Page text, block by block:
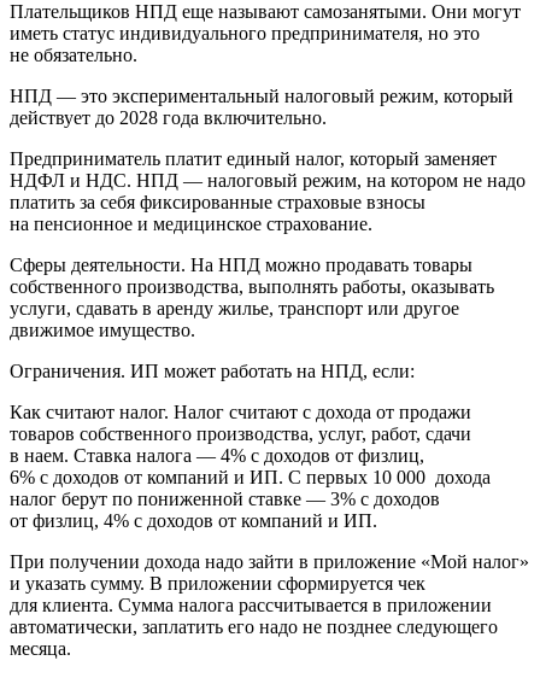
Плательщиков НПД еще называют самозанятыми. Они могут
иметь статус индивидуального предпринимателя, но это
не обязательно.
НПД — это экспериментальный налоговый режим, который
действует до 2028 года включительно.
Предприниматель платит единый налог, который заменяет
НДФЛ и НДС. НПД — налоговый режим, на котором не надо
платить за себя фиксированные страховые взносы
на пенсионное и медицинское страхование.
Сферы деятельности. На НПД можно продавать товары
собственного производства, выполнять работы, оказывать
услуги, сдавать в аренду жилье, транспорт или другое
движимое имущество.
Ограничения. ИП может работать на НПД, если:
Как считают налог. Налог считают с дохода от продажи
товаров собственного производства, услуг, работ, сдачи
в наем. Ставка налога — 4% с доходов от физлиц,
6% с доходов от компаний и ИП. С первых 10 000 дохода
налог берут по пониженной ставке — 3% с доходов
от физлиц, 4% с доходов от компаний и ИП.
При получении дохода надо зайти в приложение «Мой налог»
и указать сумму. В приложении сформируется чек
для клиента. Сумма налога рассчитывается в приложении
автоматически, заплатить его надо не позднее следующего
месяца.